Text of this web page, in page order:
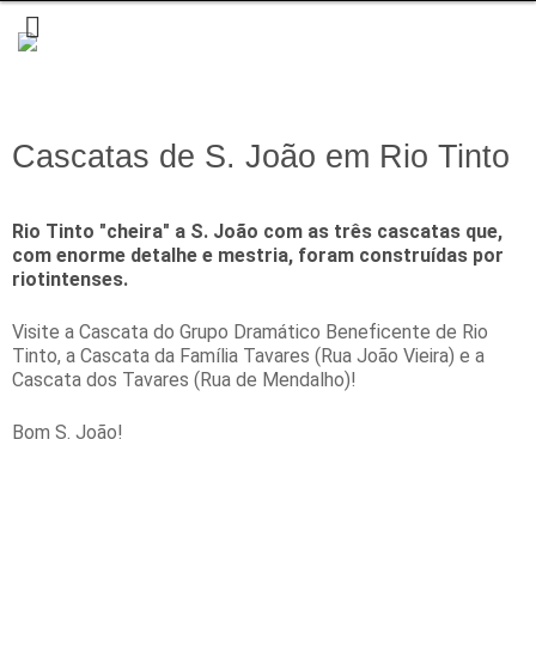
Cascatas de S. João em Rio Tinto
Rio Tinto "cheira" a S. João com as três cascatas que,
com enorme detalhe e mestria, foram construídas por
riotintenses.
Visite a Cascata do Grupo Dramático Beneficente de Rio
Tinto, a Cascata da Família Tavares (Rua João Vieira) e a
Cascata dos Tavares (Rua de Mendalho)!
Bom S. João!